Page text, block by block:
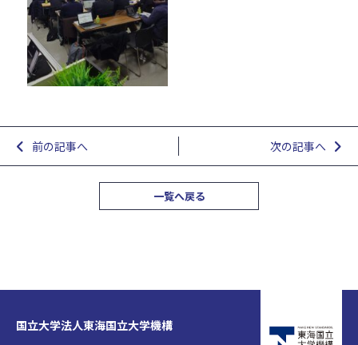
前の記事へ 次の記事へ
一覧へ戻る
国立大学法人東海国立大学機構